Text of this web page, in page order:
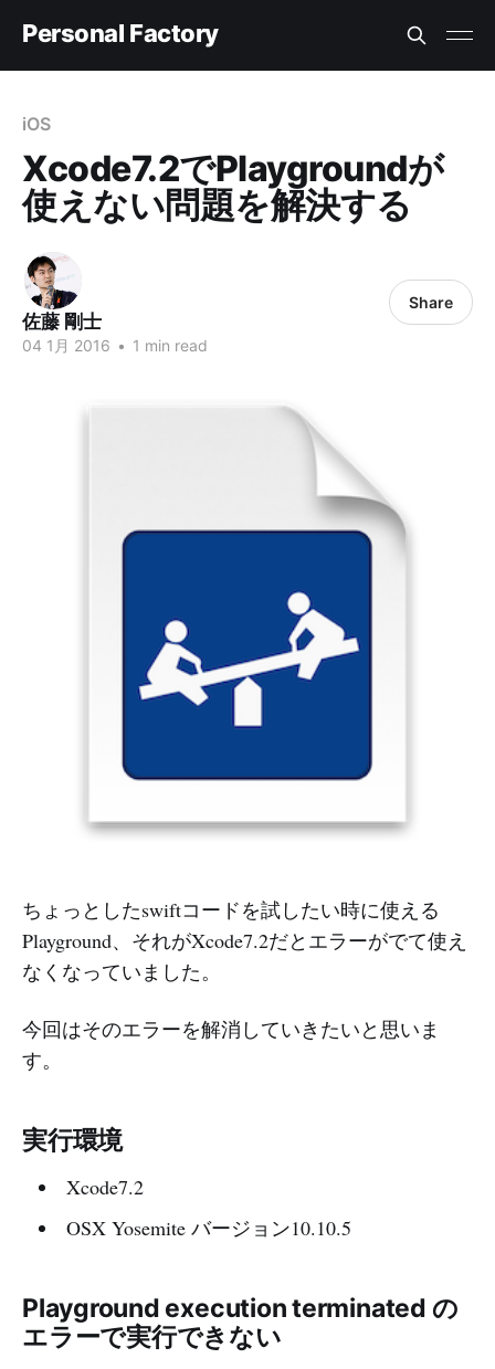
Personal Factory
iOS
Xcode7.2でPlaygroundが
使えない問題を解決する
佐藤 剛士
04 1月 2016 • 1 min read
Share
ちょっとしたswiftコードを試したい時に使える
Playground、それがXcode7.2だとエラーがでて使え
なくなっていました。
今回はそのエラーを解消していきたいと思いま
す。
実行環境
Xcode7.2
OSX Yosemite バージョン10.10.5
Playground execution terminated の
エラーで実行できない